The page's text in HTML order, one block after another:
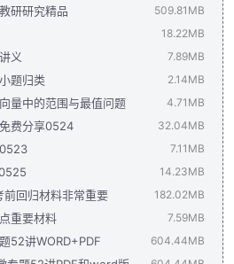
解析版(3).pdf 1.16MB
学生版(3).pdf 448.05KB
道.pdf 610.45KB
道解析.pdf 3.39MB
题.pdf 265.71KB
题解析.pdf 349.05KB
30.27MB
题版）.pdf 20.18MB
版）.pdf 27.94MB
版）.pdf 31.42MB
版）.pdf 1.85MB
测模拟试卷15套 参考答案.pdf
125.65MB
测模拟试卷15套.pdf 80.17MB
题型填空（目录+带解析）(1)(1).pdf
单公式拼接整理(1).pdf 15.4MB
训练含解析.pdf 1014.74KB
研研究精品 509.81MB
-第1辑-小题大做.pdf 35.64MB
-第2辑-大题细做.pdf 30.54MB
-第3辑-数学文化高考专题.pdf 26.96MB
-第4辑-新高考试题赏析.pdf 27.53MB
-第5辑-从课本到自主招生.pdf 22.84MB
-第6辑-小题大做2.pdf 28.62MB
-第7辑-大题细做2.pdf 33.23MB
-第8辑-创新题赏析.pdf 26.23MB
-第9辑-数学思想方法.pdf 30.38MB
-第10辑-高考精彩压轴题.pdf 31.55MB
18.22MB
系.pdf 97.21KB
应会印刷版(9).pdf 201.89KB
及结论.pdf 15.75MB
2.18MB
义 7.89MB
师版.pdf 5.56MB
生版.pdf 2.33MB
题归类 2.14MB
归类（解析版）.pdf 1.44MB
归类（学生版）.pdf 714.27KB
量中的范围与最值问题 4.71MB
中的范围与最值问题 （十大题型）（解析
中的范围与最值问题 （十大题型）（学生
费分享0524 32.04MB
一）新高考版答案.pdf 3.84MB
一）新高考版正文.pdf 2.47MB
二）新高考版答案.pdf 4.33MB
二）新高考版正文.pdf 2.41MB
度第f二学六校联合体调研测试答案.pdf
7.11MB
大题精选30题--导数（解析版）.pdf
大题精选30题--导数（学生版）.pdf
归类（解析版）.pdf 1.28MB
归类（学生版）.pdf 661.13KB
14.23MB
选30题）（解析版）1.pdf 873.69KB
选30题）（学生版）.pdf 619.65KB
选30题）（解析版）.pdf 720.67KB
回归材料非常重要 182.02MB
辅导.doc 39.11MB
教材读本参考答案.pdf 3.32MB
重要材料 7.59MB
加的知识点梳理.pdf 7.59MB
52讲WORD+PDF 604.44MB